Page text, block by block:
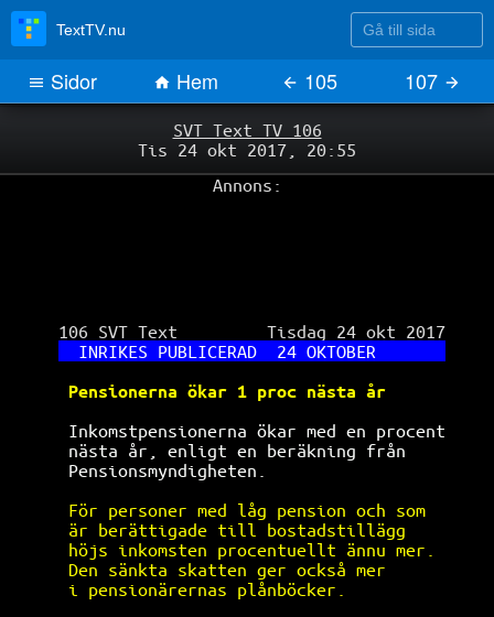
SVT Text TV 106
Tis 24 okt 2017, 20:55
Annons:
106 SVT Text         Tisdag 24 okt 2017
INRIKES PUBLICERAD  24 OKTOBER
Pensionerna ökar 1 proc nästa år
Inkomstpensionerna ökar med en procent
nästa år, enligt en beräkning från
Pensionsmyndigheten.
För personer med låg pension och som
är berättigade till bostadstillägg
höjs inkomsten procentuellt ännu mer.
Den sänkta skatten ger också mer
i pensionärernas plånböcker.
TextTV.nu Gå till sida
Sidor Hem 105 107